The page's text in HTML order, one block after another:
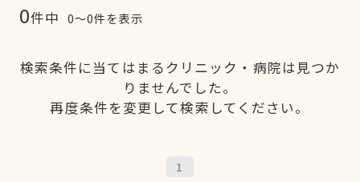
0件中 0〜0件を表示
検索条件に当てはまるクリニック・病院は見つか
りませんでした。
再度条件を変更して検索してください。
1